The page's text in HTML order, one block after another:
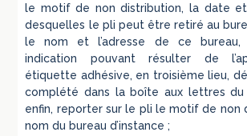
le motif de non distribution, la date et
desquelles le pli peut être retiré au
le nom et l’adresse de ce bureau,
indication pouvant résulter de
étiquette adhésive, en troisième lieu,
complété dans la boîte aux lettres du
enfin, reporter sur le pli le motif de non
nom du bureau d’instance ;